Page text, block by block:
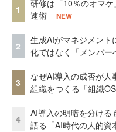
1
研修は「10％のオマ
速術
NEW
2
生成AIがマネジメント
化ではなく「メンバー
3
なぜAI導入の成否が
組織をつくる「組織
4
AI導入の明暗を分ける
語る「AI時代の人的資